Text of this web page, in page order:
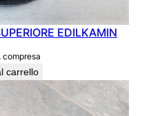
EDILKAMIN
compresa
carrello